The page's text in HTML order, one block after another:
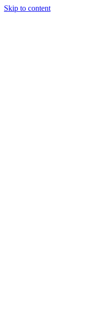
Skip to content